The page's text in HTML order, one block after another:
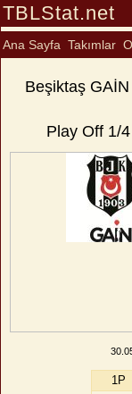
TBLStat.net
Ana Sayfa Takımlar
Beşiktaş
Play Off 1/
1P